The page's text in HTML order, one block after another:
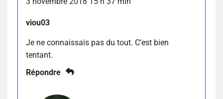
viou03
Je ne connaissais pas du tout. C’est bien
tentant.
Répondre